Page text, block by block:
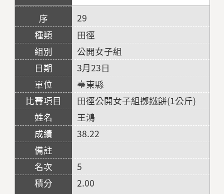
29
田徑
公開女子組
3月23日
臺東縣
田徑公開女子組擲鐵餅(1公斤)
王鴻
38.22
5
2.00